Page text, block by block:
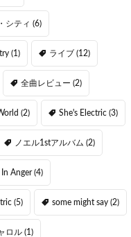
シティ (6)
(1) ライブ (12)
全曲レビュー (2)
(2) She's Electric (3)
ノエル1stアルバム (2)
In Anger(4)
(5) some might say (2)
ロル (1)